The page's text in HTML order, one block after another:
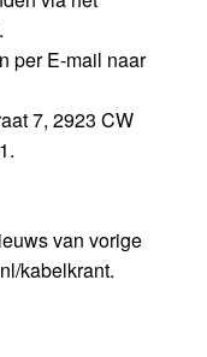
per E-mail naar
7, 2923 CW
van vorige
kabelkrant.